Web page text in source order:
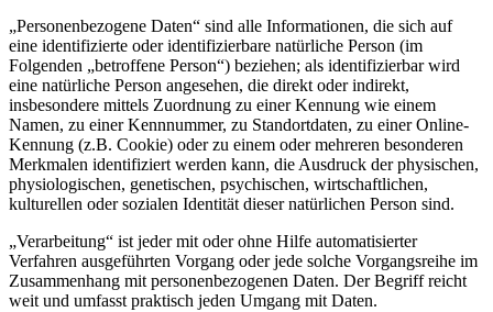
„Personenbezogene Daten“ sind alle Informationen, die sich auf
eine identifizierte oder identifizierbare natürliche Person (im
Folgenden „betroffene Person“) beziehen; als identifizierbar wird
eine natürliche Person angesehen, die direkt oder indirekt,
insbesondere mittels Zuordnung zu einer Kennung wie einem
Namen, zu einer Kennnummer, zu Standortdaten, zu einer Online-
Kennung (z.B. Cookie) oder zu einem oder mehreren besonderen
Merkmalen identifiziert werden kann, die Ausdruck der physischen,
physiologischen, genetischen, psychischen, wirtschaftlichen,
kulturellen oder sozialen Identität dieser natürlichen Person sind.
„Verarbeitung“ ist jeder mit oder ohne Hilfe automatisierter
Verfahren ausgeführten Vorgang oder jede solche Vorgangsreihe im
Zusammenhang mit personenbezogenen Daten. Der Begriff reicht
weit und umfasst praktisch jeden Umgang mit Daten.